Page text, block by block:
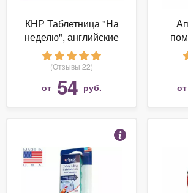
КНР Таблетница "На
неделю", английские
буквы, с цепочкой, 7
секций
(Отзывы 22)
от 54 руб. от